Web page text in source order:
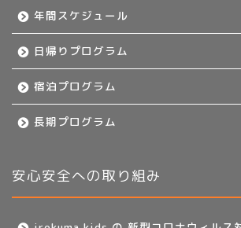
年間スケジュール
日帰りプログラム
宿泊プログラム
長期プログラム
安心安全への取り組み